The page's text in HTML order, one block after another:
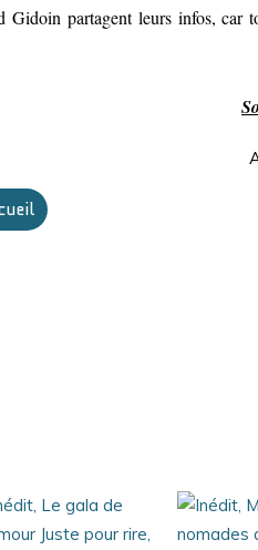
partagent leurs infos, car